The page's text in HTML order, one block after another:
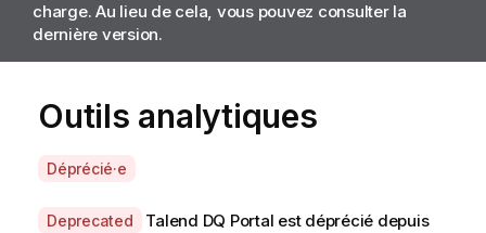
charge. Au lieu de cela, vous pouvez consulter la
dernière version.
Outils analytiques
ADéprécié·e
ADeprecated Talend DQ Portal est déprécié depuis